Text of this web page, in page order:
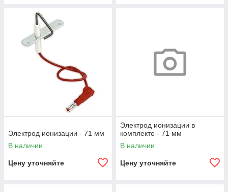
Электрод ионизации - 71 мм
В наличии
Цену уточняйте
Электрод ионизации в
комплекте - 71 мм
В наличии
Цену уточняйте